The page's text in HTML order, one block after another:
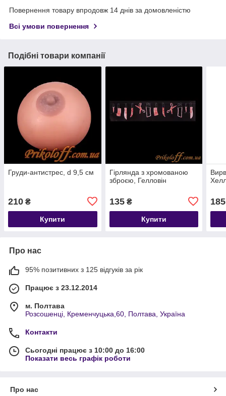
Повернення товару впродовж 14 днів за домовленістю
Всі умови повернення
Подібні товари компанії
Груди-антистрес, d 9,5 см
210 ₴
Купити
Гірлянда з хромованою
зброєю, Гелловін
135₴
Купити
185
Про нас
95% позитивних з 125 відгуків за рік
Працює з 23.12.2014
м. Полтава
Розсошенці, Кременчуцька,60, Полтава, Україна
Контакти
Сьогодні працює з 10:00 до 16:00
Показати весь графік роботи
Про нас